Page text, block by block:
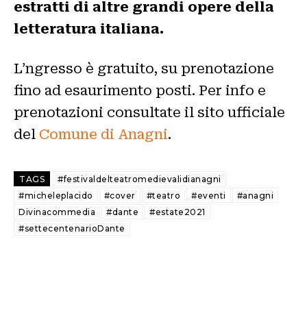
estratti di altre grandi opere della
letteratura italiana.
L’ngresso è gratuito, su prenotazione
fino ad esaurimento posti. Per info e
prenotazioni consultate il sito ufficiale
del Comune di Anagni.
TAGS
#festivaldelteatromedievalidianagni
#micheleplacido
#cover #teatro #eventi
#anagni
Divinacommedia
#dante
#estate2021
#settecentenarioDante